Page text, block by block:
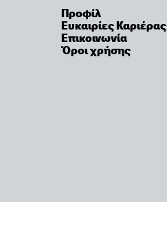
Προφίλ
Ευκαιρίες Καριέρας
Επικοινωνία
Όροι χρήσης